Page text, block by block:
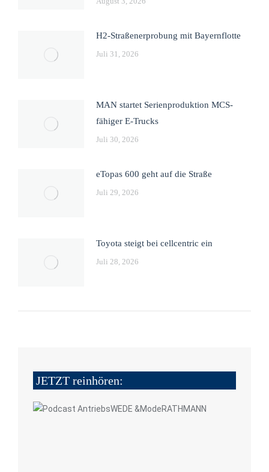
H2-Straßenerprobung mit Bayernflotte
Juli 31, 2026
MAN startet Serienproduktion MCS-
fähiger E-Trucks
Juli 30, 2026
eTopas 600 geht auf die Straße
Juli 29, 2026
Toyota steigt bei cellcentric ein
Juli 28, 2026
JETZT reinhören: